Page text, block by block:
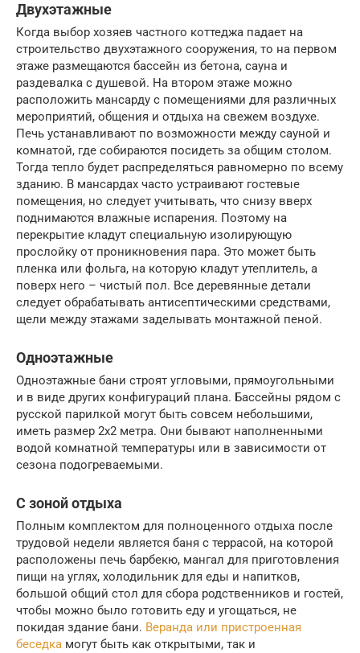
Двухэтажные
Когда выбор хозяев частного коттеджа падает на
строительство двухэтажного сооружения, то на первом
этаже размещаются бассейн из бетона, сауна и
раздевалка с душевой. На втором этаже можно
расположить мансарду с помещениями для различных
мероприятий, общения и отдыха на свежем воздухе.
Печь устанавливают по возможности между сауной и
комнатой, где собираются посидеть за общим столом.
Тогда тепло будет распределяться равномерно по всему
зданию. В мансардах часто устраивают гостевые
помещения, но следует учитывать, что снизу вверх
поднимаются влажные испарения. Поэтому на
перекрытие кладут специальную изолирующую
прослойку от проникновения пара. Это может быть
пленка или фольга, на которую кладут утеплитель, а
поверх него – чистый пол. Все деревянные детали
следует обрабатывать антисептическими средствами,
щели между этажами заделывать монтажной пеной.
Одноэтажные
Одноэтажные бани строят угловыми, прямоугольными
и в виде других конфигураций плана. Бассейны рядом с
русской парилкой могут быть совсем небольшими,
иметь размер 2х2 метра. Они бывают наполненными
водой комнатной температуры или в зависимости от
сезона подогреваемыми.
С зоной отдыха
Полным комплектом для полноценного отдыха после
трудовой недели является баня с террасой, на которой
расположены печь барбекю, мангал для приготовления
пищи на углях, холодильник для еды и напитков,
большой общий стол для сбора родственников и гостей,
чтобы можно было готовить еду и угощаться, не
покидая здание бани. Веранда или пристроенная
беседка могут быть как открытыми, так и